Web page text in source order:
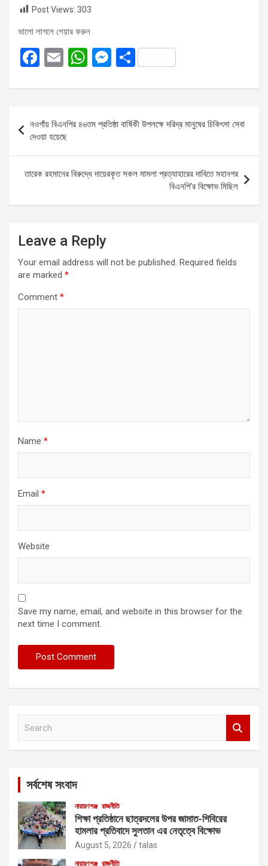
Post Views: 303
ভালো লাগলে শেয়ার করুন
F
ce
b
o
o
k
E
ail
W
at
A
p
p
M
se
n
g
er
S
ar
e
navigation
নওগাঁয় বিএনপির ৪৬তম প্রতিষ্ঠা বার্ষিকী উপলক্ষে দরিদ্র মানুষের চিকিৎসা সেবা
দেওয়া হয়েছে
তারেক রহমানের বিরুদ্ধে দায়েরকৃত সকল মামলা প্রত্যাহারের দাবিতে মহানগর
বিএনপি’র বিক্ষোভ মিছিল
Leave a Reply
Your email address will not be published. Required fields
are marked *
Comment *
Name *
Email *
Website
Save my name, email, and website in this browser for the
next time I comment.
সর্বশেষ সংবাদ
নারায়ণগঞ্জ রাজনীতি
শিক্ষা প্রতিষ্ঠানে ছাত্রদলের উপর জামাত-শিবিরের
হামলার প্রতিবাদে সুলতান এর নেতৃত্বে বিক্ষোভ
August 5, 2026 talas
নারায়ণগঞ্জ রাজনীতি